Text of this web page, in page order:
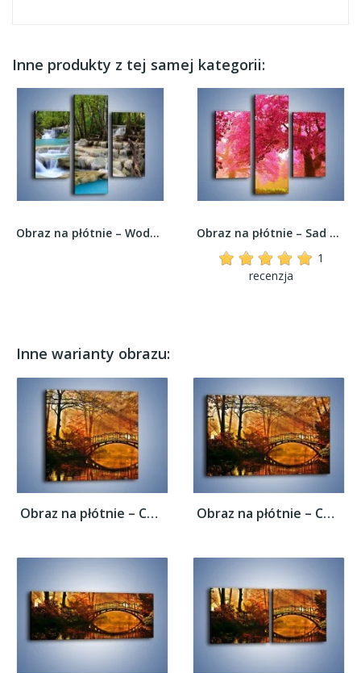
Inne produkty z tej samej kategorii:
Obraz na płótnie – Wodny leśny świat –...
Obraz na płótnie – Sad wiśniowych drzew –...
1
recenzja
Inne warianty obrazu:
Obraz na płótnie – Cudowny spacer jesienną... Obraz na płótnie – Cudowny spacer jesienną...